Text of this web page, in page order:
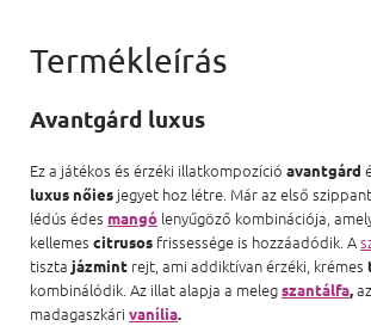
Avantgárd luxus
Ez a játékos és érzéki illatkompozíció avantgárd
luxus nőies jegyet hoz létre. Már az első
lédús édes mangó lenyűgöző kombinációja,
kellemes citrusos frissessége is hozzáadódik. A
tiszta jázmint rejt, ami addiktívan érzéki, krémes
kombinálódik. Az illat alapja a melegszantálfa,
madagaszkári vanília.